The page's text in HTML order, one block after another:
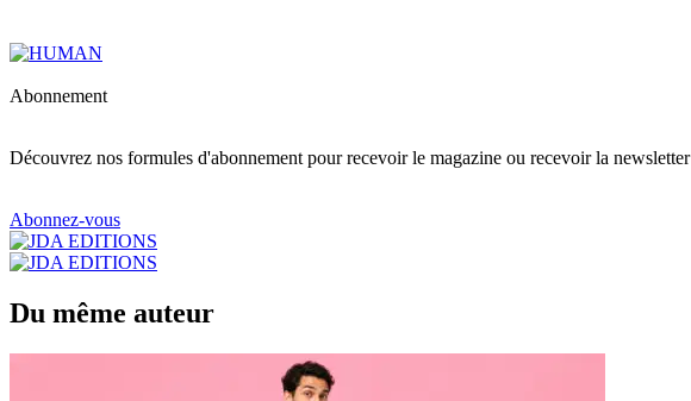
Abonnement
Découvrez nos formules d'abonnement pour recevoir le magazine ou recevoir la newsletter
Abonnez-vous
Du même auteur